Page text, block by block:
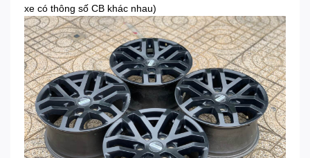
xe có thông số CB khác nhau)